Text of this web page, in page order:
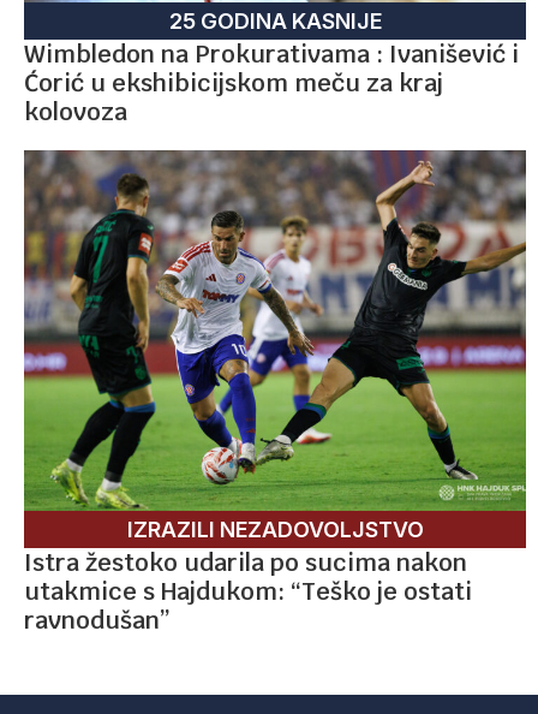
25 GODINA KASNIJE
Wimbledon na Prokurativama : Ivanišević i
Ćorić u ekshibicijskom meču za kraj
kolovoza
IZRAZILI NEZADOVOLJSTVO
Istra žestoko udarila po sucima nakon
utakmice s Hajdukom: “Teško je ostati
ravnodušan”